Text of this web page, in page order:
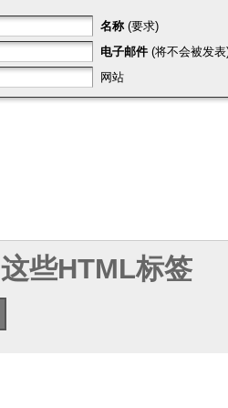
名称 (要求)
电子邮件 (将不会被发
网站
这些HTML标签